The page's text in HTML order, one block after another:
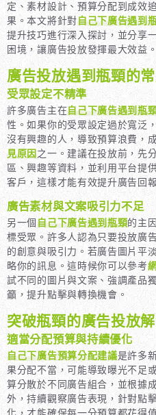
定、素材設計、預算分配到成效
果。本文將針對自己下廣告遇到
提升技巧進行深入探討，並分享
困境，讓廣告投放發揮最大效益。
廣告投放遇到瓶頸的
受眾設定不精準
許多廣告主在自己下廣告遇到瓶
性。如果你的受眾設定過於寬泛
沒有興趣的人，導致預算浪費，
見原因之一。建議在投放前，先
區、興趣等資料，並利用平台提
客戶，這樣才能有效提升廣告回
廣告素材與文案吸引力不足
另一個自己下廣告遇到瓶頸的主
標受眾。許多人認為只要投放廣
的創意與吸引力。若廣告圖片平
略你的訊息。這時候你可以參考
試不同的圖片與文案、強調產品
籲，提升點擊與轉換機會。
突破瓶頸的廣告投放
適當分配預算與持續優化
自己下廣告預算分配建議是許多
果分配不當，可能導致曝光不足
算分散於不同廣告組合，並根據
外，持續觀察廣告表現，針對點